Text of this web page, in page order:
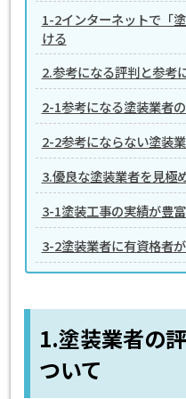
1-2インターネットで「
ける
2.参考になる評判と参考
2-1参考になる塗装業者
2-2参考にならない塗装
3.優良な塗装業者を見極
3-1塗装工事の実績が豊
3-2塗装業者に有資格者
1.塗装業者の
ついて